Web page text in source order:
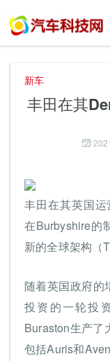
新车
丰田在其
丰田在其英国
在Burbyshire的
新的全球架构（
随着英国政府的
投资的一轮投
Buraston生产了
包括Auris和